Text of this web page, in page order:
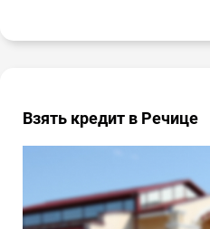
Взять кредит в Речице